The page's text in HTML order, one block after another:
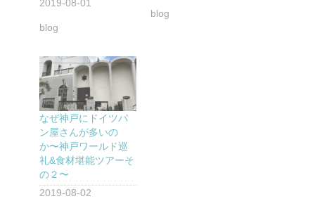
2019-08-01
blog
blog
なぜ神戸にドイツパ
ン屋さんが多いの
か〜神戸ワールド巡
礼&食材堪能ツアーそ
の２〜
2019-08-02